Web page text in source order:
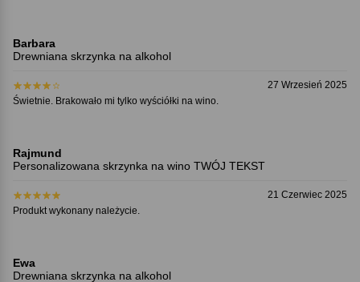
Drewniana skrzynka na alkohol
Barbara
27 Wrzesień 2025
Świetnie. Brakowało mi tylko wyściółki na wino.
Personalizowana skrzynka na wino TWÓJ TEKST
Rajmund
21 Czerwiec 2025
Produkt wykonany należycie.
Drewniana skrzynka na alkohol
Ewa